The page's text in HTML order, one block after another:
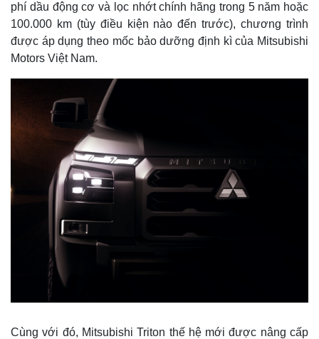
phí dầu động cơ và lọc nhớt chính hãng trong 5 năm hoặc
100.000 km (tùy điều kiện nào đến trước), chương trình
được áp dụng theo mốc bảo dưỡng định kì của Mitsubishi
Motors Việt Nam.
Cùng với đó, Mitsubishi Triton thế hệ mới được nâng cấp